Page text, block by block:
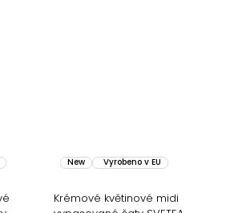
New Vyrobeno v EU
Krémové květinové midi